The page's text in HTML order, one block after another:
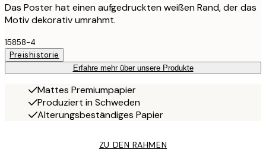
Das Poster hat einen aufgedruckten weißen Rand, der das
Motiv dekorativ umrahmt.
15858-4
Preishistorie
Erfahre mehr über unsere Produkte
Mattes Premiumpapier
Produziert in Schweden
Alterungsbeständiges Papier
ZU DEN RAHMEN